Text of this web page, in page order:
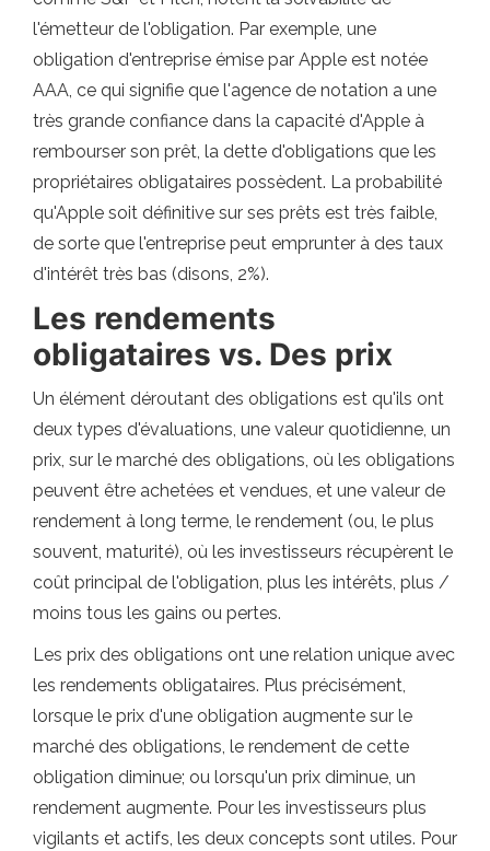
l'émetteur de l'obligation. Par exemple, une
obligation d'entreprise émise par Apple est notée
AAA, ce qui signifie que l'agence de notation a une
très grande confiance dans la capacité d'Apple à
rembourser son prêt, la dette d'obligations que les
propriétaires obligataires possèdent. La probabilité
qu'Apple soit définitive sur ses prêts est très faible,
de sorte que l'entreprise peut emprunter à des taux
d'intérêt très bas (disons, 2%).
Les rendements
obligataires vs. Des prix
Un élément déroutant des obligations est qu'ils ont
deux types d'évaluations, une valeur quotidienne, un
prix, sur le marché des obligations, où les obligations
peuvent être achetées et vendues, et une valeur de
rendement à long terme, le rendement (ou, le plus
souvent, maturité), où les investisseurs récupèrent le
coût principal de l'obligation, plus les intérêts, plus /
moins tous les gains ou pertes.
Les prix des obligations ont une relation unique avec
les rendements obligataires. Plus précisément,
lorsque le prix d'une obligation augmente sur le
marché des obligations, le rendement de cette
obligation diminue; ou lorsqu'un prix diminue, un
rendement augmente. Pour les investisseurs plus
vigilants et actifs, les deux concepts sont utiles. Pour